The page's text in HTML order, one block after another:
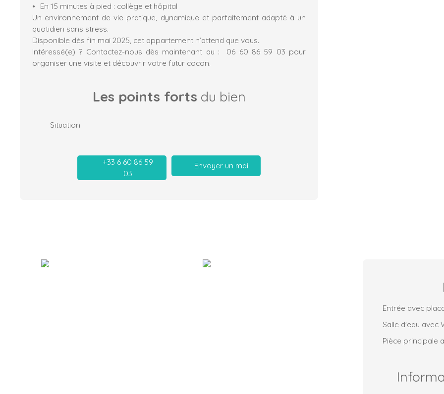
En 15 minutes à pied : collège et hôpital
Un environnement de vie pratique, dynamique et parfaitement adapté à un
quotidien sans stress.
Disponible dès fin mai 2025, cet appartement n’attend que vous.
Intéressé(e) ? Contactez-nous dès maintenant au : 06 60 86 59 03 pour
organiser une visite et découvrir votre futur cocon.
Les points forts du bien
Situation
+33 6 60 86 59
03
Envoyer un mail
Entrée avec
Salle d'eau avec
Pièce principale